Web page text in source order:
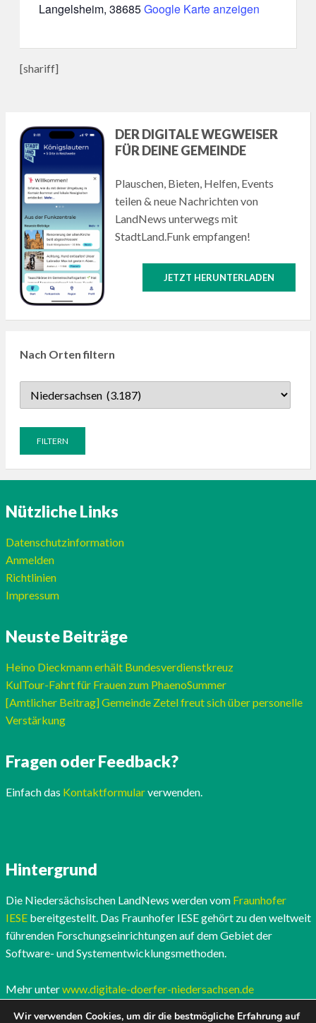
Langelsheim, 38685Google Karte anzeigen
[shariff]
DER DIGITALE WEGWEISER
FÜR DEINE GEMEINDE
Plauschen, Bieten, Helfen, Events
teilen & neue Nachrichten von
LandNews unterwegs mit
StadtLand.Funk empfangen!
JETZT HERUNTERLADEN
Nach Orten filtern
Nützliche Links
Datenschutzinformation
Anmelden
Richtlinien
Impressum
Neuste Beiträge
Heino Dieckmann erhält Bundesverdienstkreuz
KulTour-Fahrt für Frauen zum PhaenoSummer
[Amtlicher Beitrag] Gemeinde Zetel freut sich über personelle
Verstärkung
Fragen oder Feedback?
Einfach das Kontaktformularverwenden.
Hintergrund
Die Niedersächsischen LandNews werden vom Fraunhofer
IESEbereitgestellt. Das Fraunhofer IESE gehört zu den weltweit
führenden Forschungseinrichtungen auf dem Gebiet der
Software- und Systementwicklungsmethoden.
Mehr unterwww.digitale-doerfer-niedersachsen.de
Wir verwenden Cookies, um dir die bestmögliche Erfahrung auf